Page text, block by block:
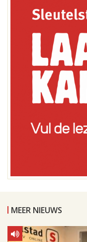
MEER NIEUWS